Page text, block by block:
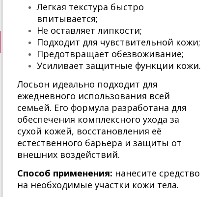
Легкая текстура быстро
впитывается;
Не оставляет липкости;
Подходит для чувствительной кожи;
Предотвращает обезвоживание;
Усиливает защитные функции кожи.
Лосьон идеально подходит для
ежедневного использования всей
семьей. Его формула разработана для
обеспечения комплексного ухода за
сухой кожей, восстановления её
естественного барьера и защиты от
внешних воздействий.
Способ применения: нанесите средство
на необходимые участки кожи тела.